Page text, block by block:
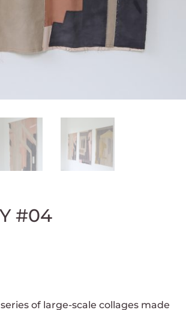
#04
series of large-scale collages made